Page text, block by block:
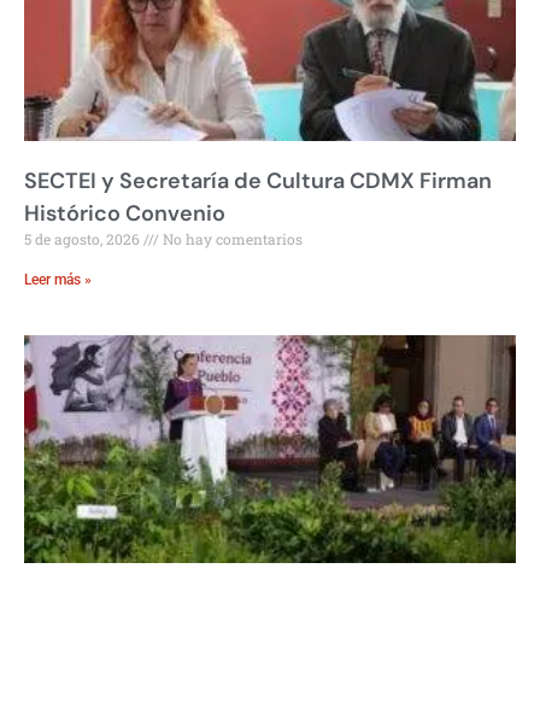
SECTEI y Secretaría de Cultura CDMX Firman
Histórico Convenio
5 de agosto, 2026 No hay comentarios
Leer más »